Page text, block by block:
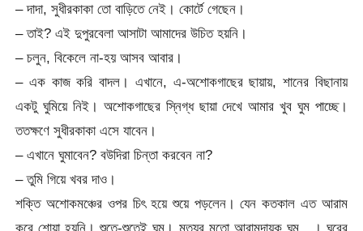
– দাদা, সুধীরকাকা তো বাড়িতে নেই। কোর্টে গেছেন।
– তাই? এই দুপুরবেলা আসাটা আমাদের উচিত হয়নি।
– চলুন, বিকেলে না-হয় আসব আবার।
– এক কাজ করি বাদল। এখানে, এ-অশোকগাছের ছায়ায়, শানের বিছানায়
একটু ঘুমিয়ে নিই। অশোকগাছের স্নিগ্ধ ছায়া দেখে আমার খুব ঘুম পাচ্ছে।
ততক্ষণে সুধীরকাকা এসে যাবেন।
– এখানে ঘুমাবেন? বউদিরা চিন্তা করবেন না?
– তুমি গিয়ে খবর দাও।
শক্তি অশোকমঞ্চের ওপর চিৎ হয়ে শুয়ে পড়লেন। যেন কতকাল এত আরাম